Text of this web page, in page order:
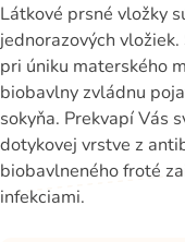
Látkové prsné vložky
jednorazových
pri úniku materského
biobavlny zvládnu
sokyňa. Prekvapí Vás
dotykovej vrstve z
biobavlneného froté
infekciami.